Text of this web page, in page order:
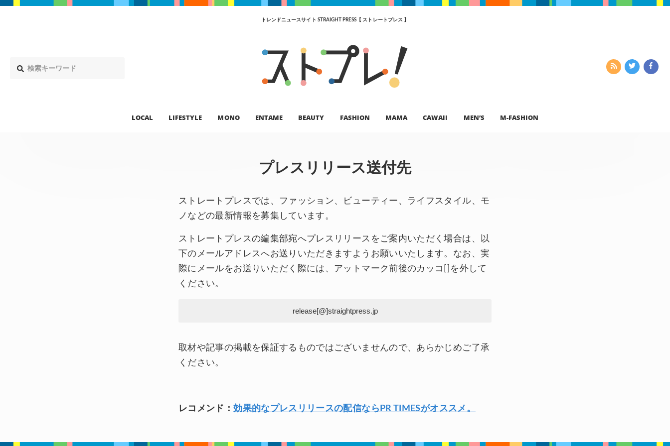
トレンドニュースサイト STRAIGHT PRESS【 ストレートプレス 】
LOCAL LIFESTYLE MONO ENTAME BEAUTY FASHION MAMA CAWAII MEN’S M-FASHION
プレスリリース送付先
ストレートプレスでは、ファッション、ビューティー、ライフスタイル、モ
ノなどの最新情報を募集しています。
ストレートプレスの編集部宛へプレスリリースをご案内いただく場合は、以
下のメールアドレスへお送りいただきますようお願いいたします。なお、実
際にメールをお送りいただく際には、アットマーク前後のカッコ[]を外して
ください。
取材や記事の掲載を保証するものではございませんので、あらかじめご了承
ください。
レコメンド：効果的なプレスリリースの配信ならPR TIMESがオススメ。